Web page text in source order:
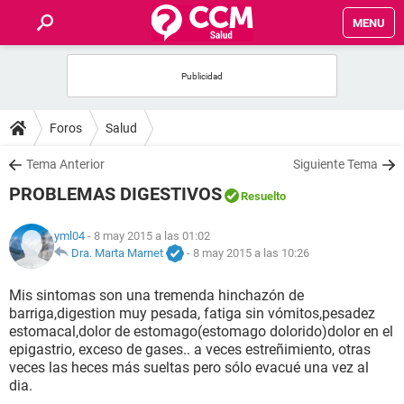
MENU
FOROS
SALUD
NUTRICIÓN
BIENESTAR
SEXUALIDAD
GLOSARIO
Foros Salud
Tema Anterior Siguiente Tema
PROBLEMAS DIGESTIVOS Resuelto
yml04 - 8 may 2015 a las 01:02
Dra. Marta Marnet
- 8 may 2015 a las 10:26
Mis sintomas son una tremenda hinchazón de
barriga,digestion muy pesada, fatiga sin vómitos,pesadez
estomacal,dolor de estomago(estomago dolorido)dolor en el
epigastrio, exceso de gases.. a veces estreñimiento, otras
veces las heces más sueltas pero sólo evacué una vez al
dia.